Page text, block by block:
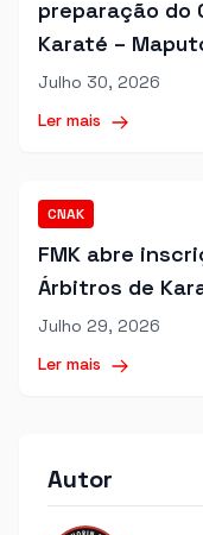
preparação do
Karaté –
Julho 30, 2026
Ler mais
CNAK
FMK abre
Árbitros de
Julho 29, 2026
Ler mais
Autor